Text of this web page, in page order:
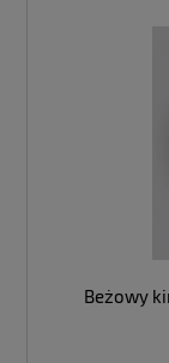
Beżowy